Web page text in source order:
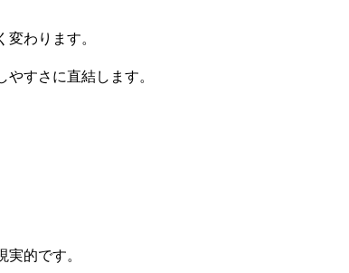
わります。
すさに直結します。
的です。